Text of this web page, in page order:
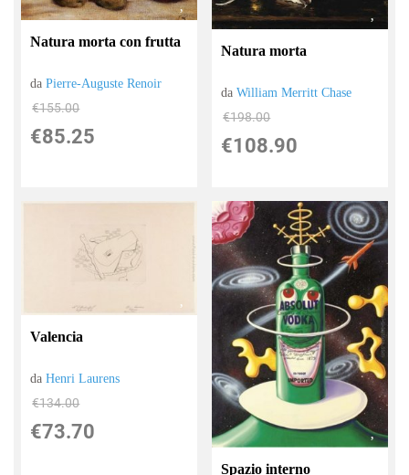
Natura morta con frutta
daPierre-Auguste Renoir
€155.00
€85.25
Natura morta
daWilliam Merritt Chase
€198.00
€108.90
Valencia
daHenri Laurens
€134.00
€73.70
Spazio interno